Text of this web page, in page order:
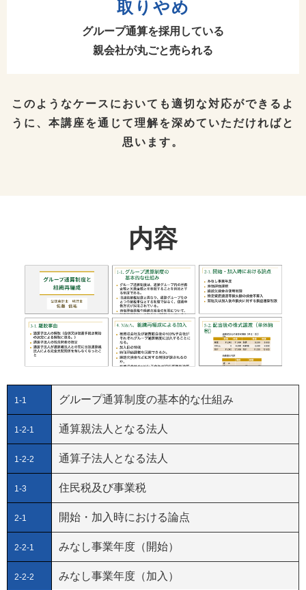
取りやめ
グループ通算を採用している
親会社が丸ごと売られる
このようなケースにおいても適切な対応ができるよ
うに、 本講座を通じて理解を深めていただければと
思います。
内容
1-1 グループ通算制度の基本的な仕組み
1-2-1 通算親法人となる法人
1-2-2 通算子法人となる法人
1-3 住民税及び事業税
2-1 開始・加入時における論点
2-2-1 みなし事業年度（開始）
2-2-2 みなし事業年度（加入）